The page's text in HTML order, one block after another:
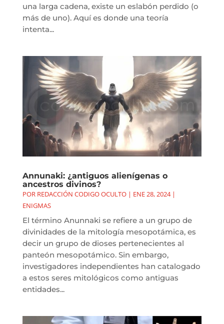
una larga cadena, existe un eslabón perdido (o
más de uno). Aquí es donde una teoría
intenta...
Annunaki: ¿antiguos alienígenas o
ancestros divinos?
POR REDACCIÓN CODIGO OCULTO| ENE 28, 2024|
ENIGMAS
El término Anunnaki se refiere a un grupo de
divinidades de la mitología mesopotámica, es
decir un grupo de dioses pertenecientes al
panteón mesopotámico. Sin embargo,
investigadores independientes han catalogado
a estos seres mitológicos como antiguas
entidades...